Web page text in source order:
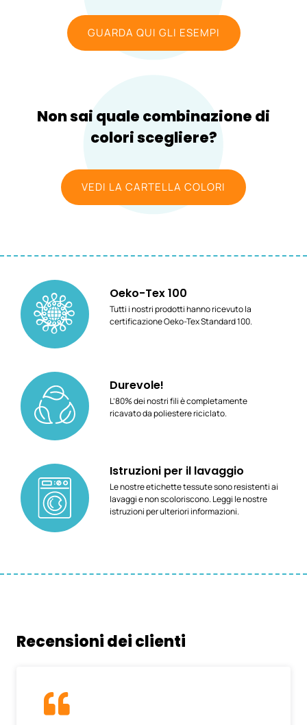
GUARDA QUI GLI ESEMPI
Non sai quale combinazione di
colori scegliere?
VEDI LA CARTELLA COLORI
Oeko-Tex 100
Tutti i nostri prodotti hanno ricevuto la
certificazione Oeko-Tex Standard 100.
Durevole!
L’80% dei nostri fili è completamente
ricavato da poliestere riciclato.
Istruzioni per il lavaggio
Le nostre etichette tessute sono resistenti ai
lavaggi e non scoloriscono. Leggi le nostre
istruzioni per ulteriori informazioni.
Recensioni dei clienti